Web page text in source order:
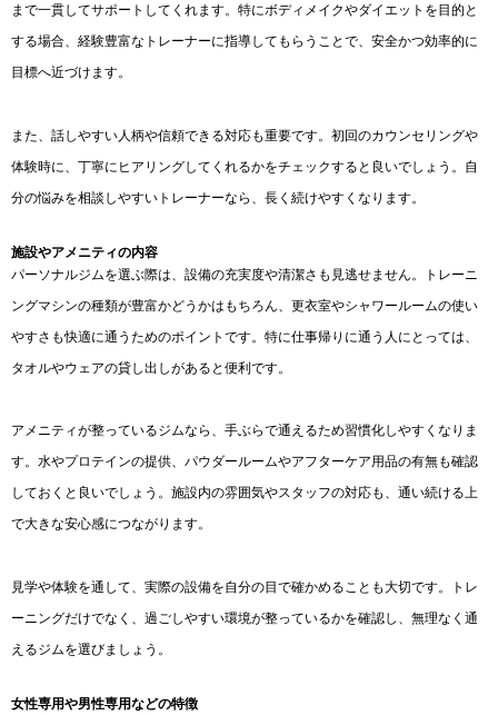
まで一貫してサポートしてくれます。特にボディメイクやダイエットを目的と
する場合、経験豊富なトレーナーに指導してもらうことで、安全かつ効率的に
目標へ近づけます。
また、話しやすい人柄や信頼できる対応も重要です。初回のカウンセリングや
体験時に、丁寧にヒアリングしてくれるかをチェックすると良いでしょう。自
分の悩みを相談しやすいトレーナーなら、長く続けやすくなります。
施設やアメニティの内容
パーソナルジムを選ぶ際は、設備の充実度や清潔さも見逃せません。トレーニ
ングマシンの種類が豊富かどうかはもちろん、更衣室やシャワールームの使い
やすさも快適に通うためのポイントです。特に仕事帰りに通う人にとっては、
タオルやウェアの貸し出しがあると便利です。
アメニティが整っているジムなら、手ぶらで通えるため習慣化しやすくなりま
す。水やプロテインの提供、パウダールームやアフターケア用品の有無も確認
しておくと良いでしょう。施設内の雰囲気やスタッフの対応も、通い続ける上
で大きな安心感につながります。
見学や体験を通して、実際の設備を自分の目で確かめることも大切です。トレ
ーニングだけでなく、過ごしやすい環境が整っているかを確認し、無理なく通
えるジムを選びましょう。
女性専用や男性専用などの特徴